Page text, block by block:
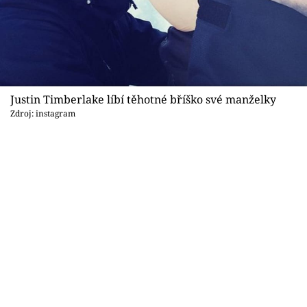
Sledujte prima+
Přihlášení
Justin Timberlake líbí těhotné bříško své manželky
Zdroj: instagram